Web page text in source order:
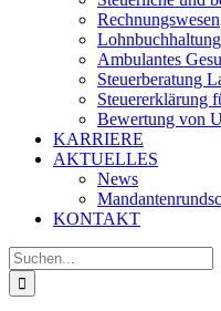
Rechnungswesen
Lohnbuchhaltung
Ambulantes
Steuerberatung
Steuererklärung
Bewertung von
KARRIERE
AKTUELLES
News
KONTAKT
Suche
nach: